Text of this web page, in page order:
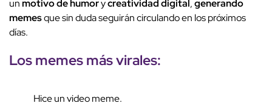
unmotivo de humorycreatividad digital,generando
memesque sin duda seguirán circulando en los próximos
días.
Los memes más virales:
Hice un video meme.